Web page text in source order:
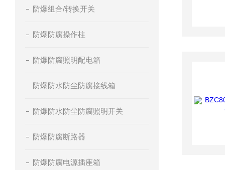
防爆组合/转换开关
防爆防腐操作柱
防爆防腐照明配电箱
防爆防水防尘防腐接线箱
防爆防水防尘防腐照明开关
防爆防腐断路器
防爆防腐电源插座箱